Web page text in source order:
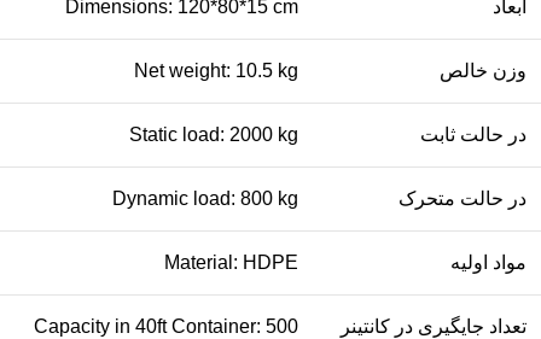
ابعاد Dimensions: 120*80*15 cm
وزن خالص Net weight: 10.5 kg
در حالت ثابت Static load: 2000 kg
در حالت متحرک Dynamic load: 800 kg
مواد اولیه Material: HDPE
تعداد جایگیری در کانتینر Capacity in 40ft Container: 500